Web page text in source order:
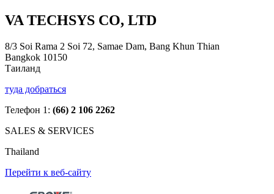
VA TECHSYS CO, LTD
8/3 Soi Rama 2 Soi 72, Samae Dam, Bang Khun Thian
Bangkok 10150
Таиланд
туда добраться
Телефон 1: (66) 2 106 2262
SALES & SERVICES
Thailand
Перейти к веб-сайту